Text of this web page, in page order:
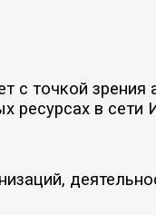
точкой зрения
ресурсах в сети